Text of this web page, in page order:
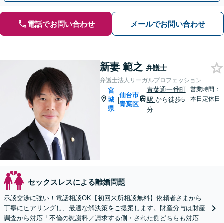
電話でお問い合わせ メールでお問い合わせ
新妻 範之 弁護士
弁護士法人リーガルプロフェッション
宮
城
県
|
仙台市
青葉区
青葉通一番町
駅 から徒歩5
分
営業時間：
本日定休日
セックスレスによる離婚問題
示談交渉に強い！電話相談OK【初回来所相談無料】依頼者さまから
丁寧にヒアリングし、最適な解決策をご提案します。財産分与は財産
調査から対応「不倫の慰謝料／請求する側・された側どちらも対応